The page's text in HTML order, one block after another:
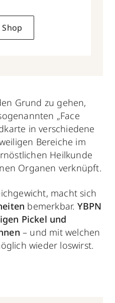
Grund zu gehen,
„Face
in verschiedene
Bereiche im
Heilkunde
Organen verknüpft.
macht sich
bemerkbar. YBPN
Pickel und
– und mit welchen
wieder loswirst.